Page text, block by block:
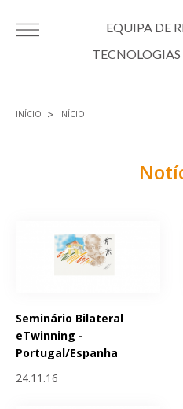
EQUIPA DE
INÍCIO INÍCIO
Seminário Bilateral
eTwinning -
Portugal/Espanha
24.11.16
Páginas